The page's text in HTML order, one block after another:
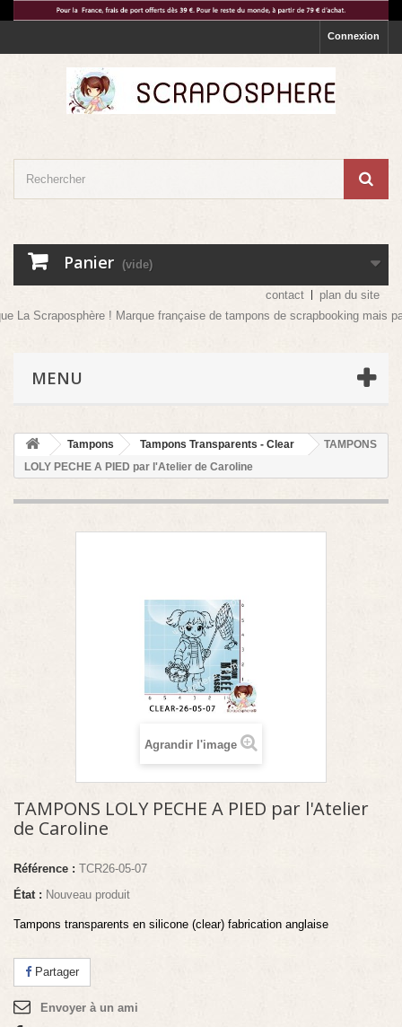
Connexion
Panier (vide)
contact
plan du site
! Marque française de tampons de scrapbooking mais pas
MENU
Tampons Tampons Transparents - Clear
TAMPONS
LOLY PECHE A PIED par l'Atelier de Caroline
Agrandir l'image
TAMPONS LOLY PECHE A PIED par l'Atelier
de Caroline
Référence : TCR26-05-07
État : Nouveau produit
Tampons transparents en silicone (clear) fabrication anglaise
Partager
Envoyer à un ami